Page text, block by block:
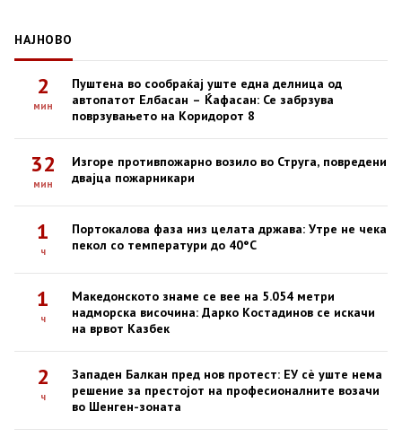
НАЈНОВО
2
мин
Пуштена во сообраќај уште една делница од
автопатот Елбасан – Ќафасан: Се забрзува
поврзувањето на Коридорот 8
32
мин
Изгоре противпожарно возило во Струга, повредени
двајца пожарникари
1
ч
Портокалова фаза низ целата држава: Утре не чека
пекол со температури до 40°C
1
ч
Македонското знаме се вее на 5.054 метри
надморска височина: Дарко Костадинов се искачи
на врвот Казбек
2
ч
Западен Балкан пред нов протест: ЕУ сè уште нема
решение за престојот на професионалните возачи
во Шенген-зоната